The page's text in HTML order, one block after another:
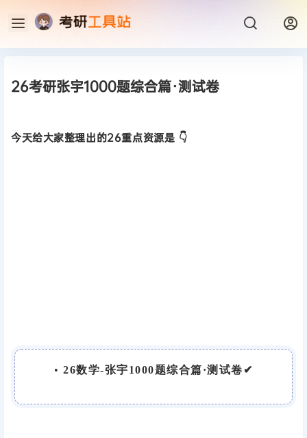
26考研张宇1000题综合篇·测试卷
今天给大家整理出的26重点资源是 👇
• 26数学-张宇1000题综合篇·测试卷✔